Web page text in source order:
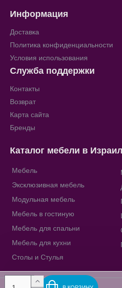
Информация
Доставка
Политика конфиденциальности
Условия использования
Служба поддержки
Контакты
Возврат
Карта сайта
Бренды
Каталог мебели в
Мебель
Эксклюзивная мебель
Модульная мебель
Мебель в гостиную
Мебель для спальни
Мебель для кухни
Столы и Стулья